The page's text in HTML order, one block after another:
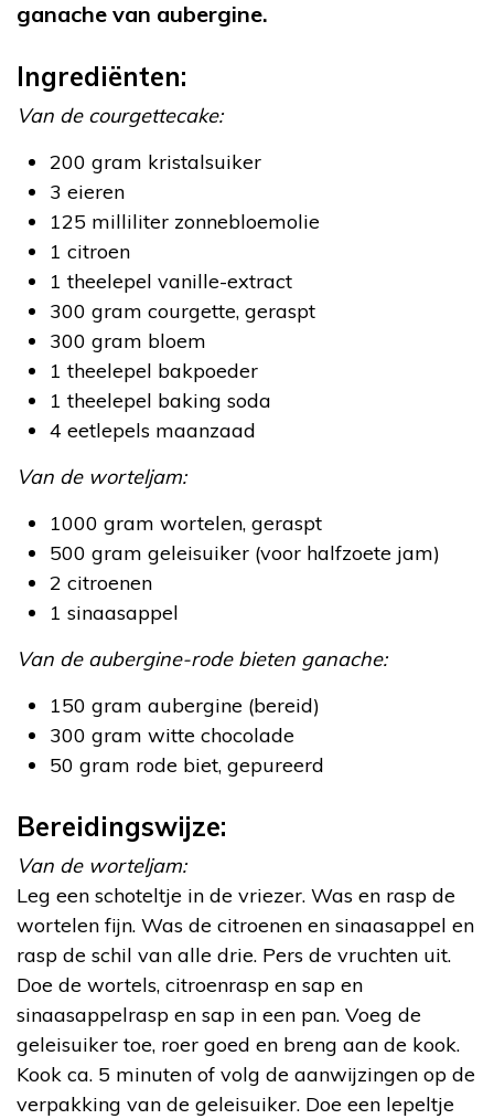
ganache van aubergine.
Ingrediënten:
Van de courgettecake‍:
200 gram kristalsuiker
3 eieren
125 milliliter zonnebloemolie
1 citroen
1 theelepel vanille-extract
300 gram courgette, geraspt
300 gram bloem
1 theelepel bakpoeder
1 theelepel baking soda
4 eetlepels maanzaad
Van de worteljam:
1000 gram wortelen, geraspt
500 gram geleisuiker (voor halfzoete jam)
2 citroenen
1 sinaasappel
Van de aubergine-rode bieten ganache:
150 gram aubergine (bereid)
300 gram witte chocolade
50 gram rode biet, gepureerd
Bereidingswijze:
Van de worteljam:
Leg een schoteltje in de vriezer. Was en rasp de
wortelen fijn. Was de citroenen en sinaasappel en
rasp de schil van alle drie. Pers de vruchten uit.
Doe de wortels, citroenrasp en sap en
sinaasappelrasp en sap in een pan. Voeg de
geleisuiker toe, roer goed en breng aan de kook.
Kook ca. 5 minuten of volg de aanwijzingen op de
verpakking van de geleisuiker. Doe een lepeltje